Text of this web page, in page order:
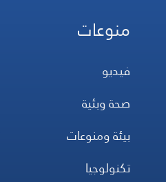
منوعات
فيديو
صحة وبئية
بيئة ومنوعات
تكنولوجيا